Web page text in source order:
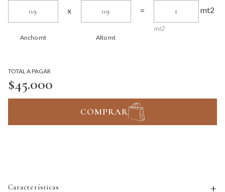
Ancho mt
x
Alto mt
= mt2
mt2
TOTAL A PAGAR
$45.000
COMPRAR
Características